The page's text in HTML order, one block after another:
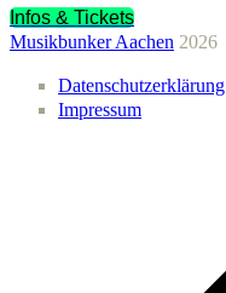
Infos & Tickets
Musikbunker Aachen 2026
Datenschutzerklärung
Impressum